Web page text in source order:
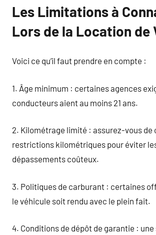
Les Limitations à
Lors de la Location de
Voici ce qu’il faut prendre en compte :
1. Âge minimum : certaines agences
conducteurs aient au moins 21 ans.
2. Kilométrage limité : assurez-vous de
restrictions kilométriques pour éviter
dépassements coûteux.
3. Politiques de carburant : certaines
le véhicule soit rendu avec le plein fait.
4. Conditions de dépôt de garantie :